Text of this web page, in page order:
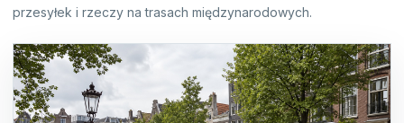
przesyłek i rzeczy na trasach międzynarodowych.